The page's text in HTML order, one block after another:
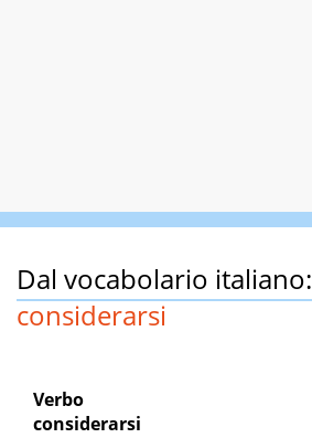
Dal vocabolario italiano:
considerarsi
Verbo
considerarsi